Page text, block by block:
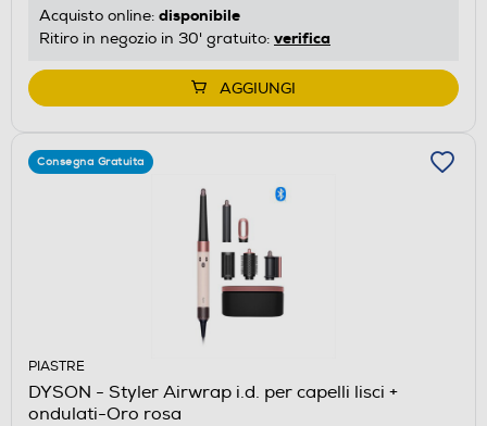
Acquisto online: disponibile
Ritiro in negozio in 30' gratuito: verifica
AGGIUNGI
Consegna Gratuita
PIASTRE
DYSON - Styler Airwrap i.d. per capelli lisci +
ondulati-Oro rosa